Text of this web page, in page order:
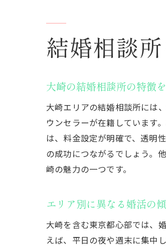
結婚相談
大崎の結婚相談所の特徴
大崎エリアの結婚相談所には
ウンセラーが在籍しています
は、料金設定が明確で、透明
の成功につながるでしょう。
崎の魅力の一つです。
エリア別に異なる婚活の
大崎を含む東京都心部では、
えば、平日の夜や週末に集中